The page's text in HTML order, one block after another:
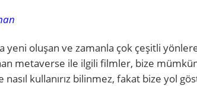
yeni oluşan ve zamanla çok çeşitli
metaverse ile ilgili filmler, bize
nasıl kullanırız bilinmez, fakat bize yol